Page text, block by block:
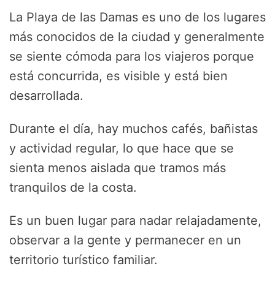
La Playa de las Damas es uno de los lugares
más conocidos de la ciudad y generalmente
se siente cómoda para los viajeros porque
está concurrida, es visible y está bien
desarrollada.
Durante el día, hay muchos cafés, bañistas
y actividad regular, lo que hace que se
sienta menos aislada que tramos más
tranquilos de la costa.
Es un buen lugar para nadar relajadamente,
observar a la gente y permanecer en un
territorio turístico familiar.